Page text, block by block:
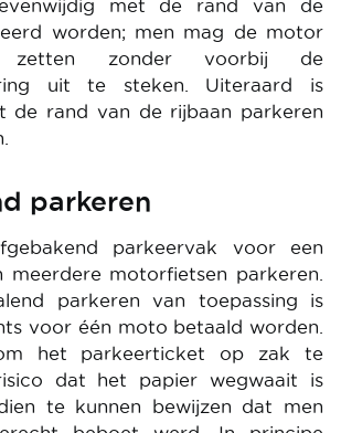
met de rand van de
worden; men mag de motor
zetten zonder voorbij de
uit te steken. Uiteraard is
de rand van de rijbaan parkeren
parkeren
parkeervak voor een
meerdere motorfietsen parkeren.
parkeren van toepassing is
voor één moto betaald worden.
het parkeerticket op zak te
dat het papier wegwaait is
te kunnen bewijzen dat men